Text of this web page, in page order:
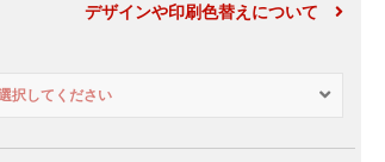
デザインや印刷色替えについて
択してください